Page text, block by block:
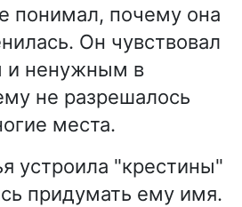
понимал, почему она
Он чувствовал
и ненужным в
не разрешалось
места.
устроила "крестины"
придумать ему имя.